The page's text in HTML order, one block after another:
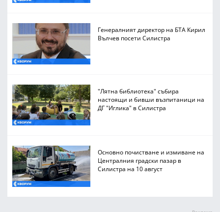
Генералният директор на БТА Кирил
Вълчев посети Силистра
"Лятна библиотека" събира
настоящи и бивши възпитаници на
ДГ "Иглика" в Силистра
Основно почистване и измиване на
Централния градски пазар в
Силистра на 10 август